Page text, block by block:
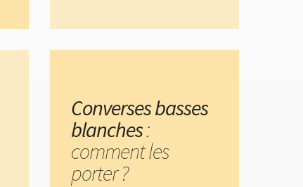
Converses basses
blanches:
comment les
porter ?